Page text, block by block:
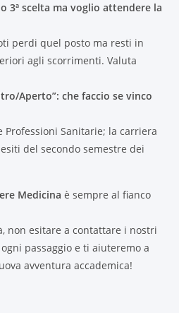
3ª scelta ma voglio attendere la
perdi quel posto ma resti in
agli scorrimenti. Valuta
Aperto”: che faccio se vinco
Sanitarie; la carriera
del secondo semestre dei
Medicina è sempre al fianco
non esitare a contattare i nostri
passaggio e ti aiuteremo a
avventura accademica!